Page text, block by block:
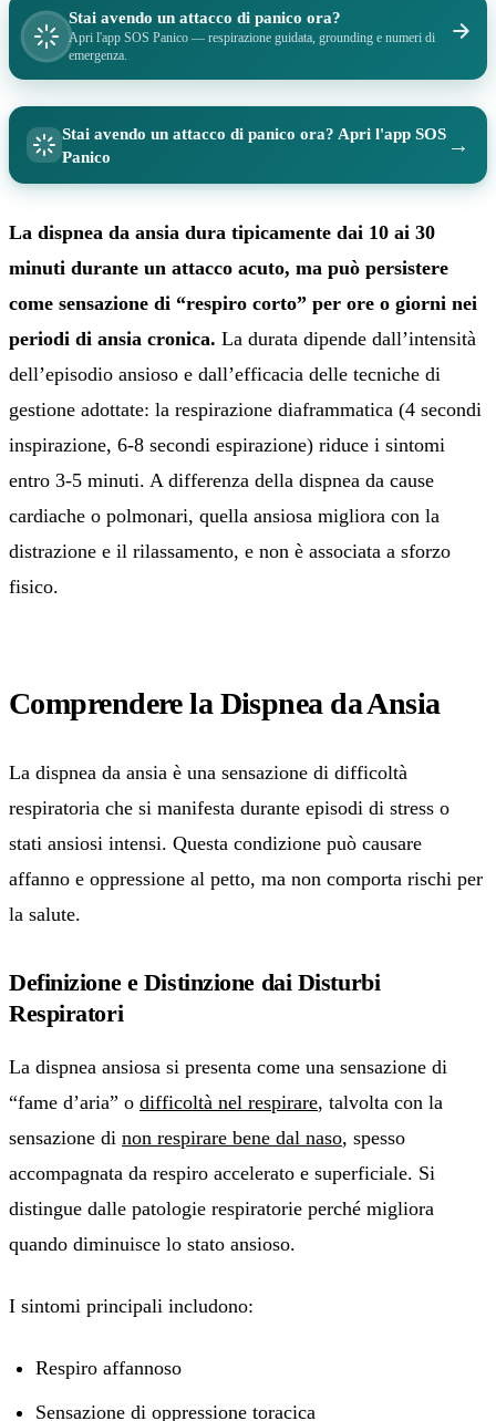
Stai avendo un attacco di panico ora?
Apri l'app SOS Panico — respirazione guidata, grounding e numeri di
emergenza.
Stai avendo un attacco di panico ora? Apri l'app SOS
Panico
→
La dispnea da ansia dura tipicamente dai 10 ai 30
minuti durante un attacco acuto, ma può persistere
come sensazione di “respiro corto” per ore o giorni nei
periodi di ansia cronica. La durata dipende dall’intensità
dell’episodio ansioso e dall’efficacia delle tecniche di
gestione adottate: la respirazione diaframmatica (4 secondi
inspirazione, 6-8 secondi espirazione) riduce i sintomi
entro 3-5 minuti. A differenza della dispnea da cause
cardiache o polmonari, quella ansiosa migliora con la
distrazione e il rilassamento, e non è associata a sforzo
fisico.
Comprendere la Dispnea da Ansia
La dispnea da ansia è una sensazione di difficoltà
respiratoria che si manifesta durante episodi di stress o
stati ansiosi intensi. Questa condizione può causare
affanno e oppressione al petto, ma non comporta rischi per
la salute.
Definizione e Distinzione dai Disturbi
Respiratori
La dispnea ansiosa si presenta come una sensazione di
“fame d’aria” o difficoltà nel respirare, talvolta con la
sensazione di non respirare bene dal naso, spesso
accompagnata da respiro accelerato e superficiale. Si
distingue dalle patologie respiratorie perché migliora
quando diminuisce lo stato ansioso.
I sintomi principali includono:
Respiro affannoso
Sensazione di oppressione toracica